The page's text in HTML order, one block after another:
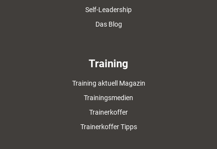
Self-Leadership
Das Blog
Training
Training aktuell Magazin
Trainingsmedien
Trainerkoffer
Trainerkoffer Tipps